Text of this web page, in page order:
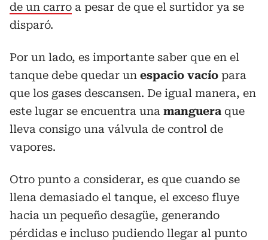
de un carro a pesar de que el surtidor ya se
disparó.
Por un lado, es importante saber que en el
tanque debe quedar un espacio vacío para
que los gases descansen. De igual manera, en
este lugar se encuentra una manguera que
lleva consigo una válvula de control de
vapores.
Otro punto a considerar, es que cuando se
llena demasiado el tanque, el exceso fluye
hacia un pequeño desagüe, generando
pérdidas e incluso pudiendo llegar al punto